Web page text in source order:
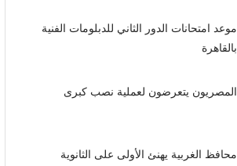
موعد امتحانات الدور الثاني للدبلومات الفنية
بالقاهرة
المصريون يتعرضون لعملية نصب كبرى
محافظ الغربية يهنئ الأولى على الثانوية